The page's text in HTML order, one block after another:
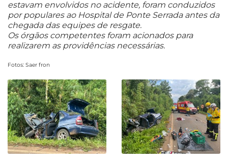
estavam envolvidos no acidente, foram conduzidos
por populares ao Hospital de Ponte Serrada antes da
chegada das equipes de resgate.
Os órgãos competentes foram acionados para
realizarem as providências necessárias.
Fotos: Saer fron